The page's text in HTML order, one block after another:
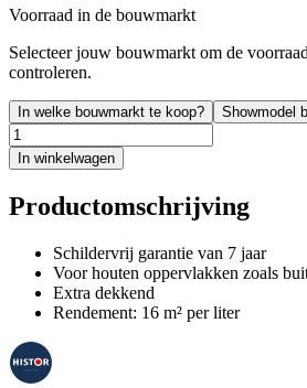
Voorraad in de bouwmarkt
Selecteer jouw bouwmarkt om de
controleren.
In welke bouwmarkt te koop? Showmodel
In winkelwagen
Productomschrijving
Schildervrij garantie van 7 jaar
Voor houten oppervlakken zoals
Extra dekkend
Rendement: 16 m² per liter